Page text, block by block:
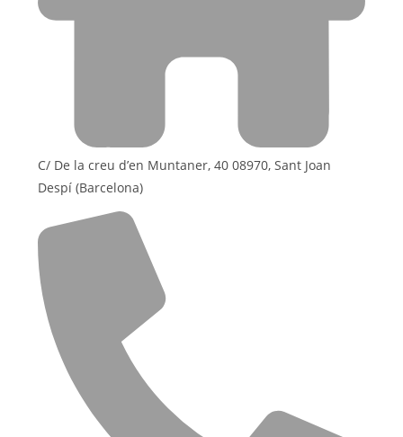
C/ De la creu d’en Muntaner, 40 08970, Sant Joan
Despí (Barcelona)